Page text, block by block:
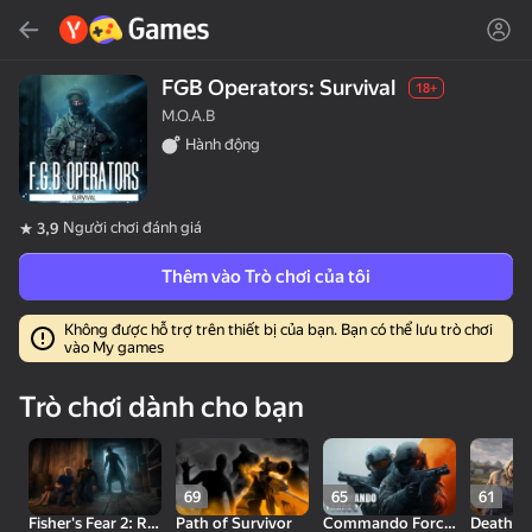
Tìm trò chơi hoặc thể loại Tìm kiếm
Yandex Games
Đề xuất
50
31
FGB Operators: Survival 18+
M.O.A.B
Hành động
3,9 Người chơi đánh giá
Thêm vào Trò chơi của tôi
Không được hỗ trợ trên thiết bị của bạn. Bạn có thể lưu trò chơi
vào My games
Trò chơi dành cho bạn
Fisher's Fear 2: Retribution Path of Survivor
69
Commando Force 2
65 61